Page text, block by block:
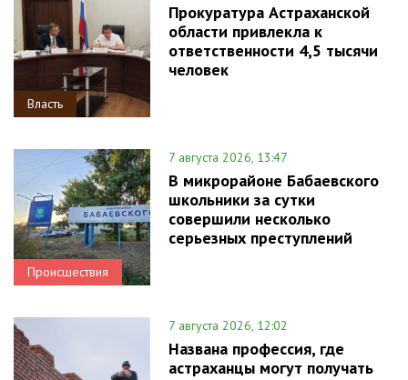
Власть
Прокуратура Астраханской
области привлекла к
ответственности 4,5 тысячи
человек
Происшествия
7 августа 2026, 13:47
В микрорайоне Бабаевского
школьники за сутки
совершили несколько
серьезных преступлений
7 августа 2026, 12:02
Названа профессия, где
астраханцы могут получать